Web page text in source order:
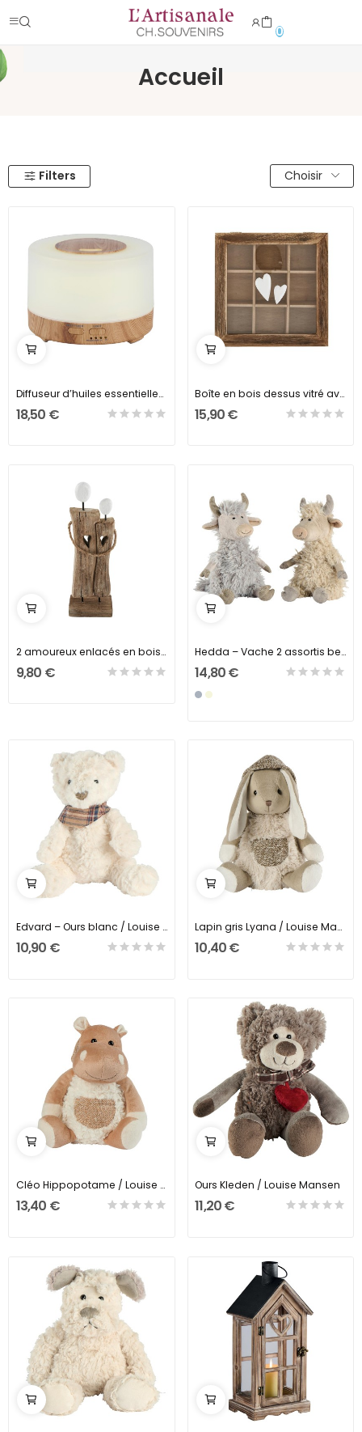
0
Accueil
Filters Choisir
Diffuseur d’huiles essentielles à LED
18,50 €
Boîte en bois dessus vitré avec 2 coeurs blancs
15,90 €
2 amoureux enlacés en bois recyclé
9,80 €
Hedda – Vache 2 assortis beige ou gris
14,80 €
Edvard – Ours blanc / Louise Mansen
10,90 €
Lapin gris Lyana / Louise Mansen
10,40 €
Cléo Hippopotame / Louise Mansen
13,40 €
Ours Kleden / Louise Mansen
11,20 €